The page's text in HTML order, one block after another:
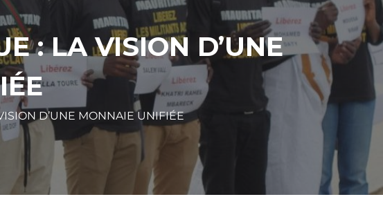
: LA VISION D’UNE
D’UNE MONNAIE UNIFIÉE